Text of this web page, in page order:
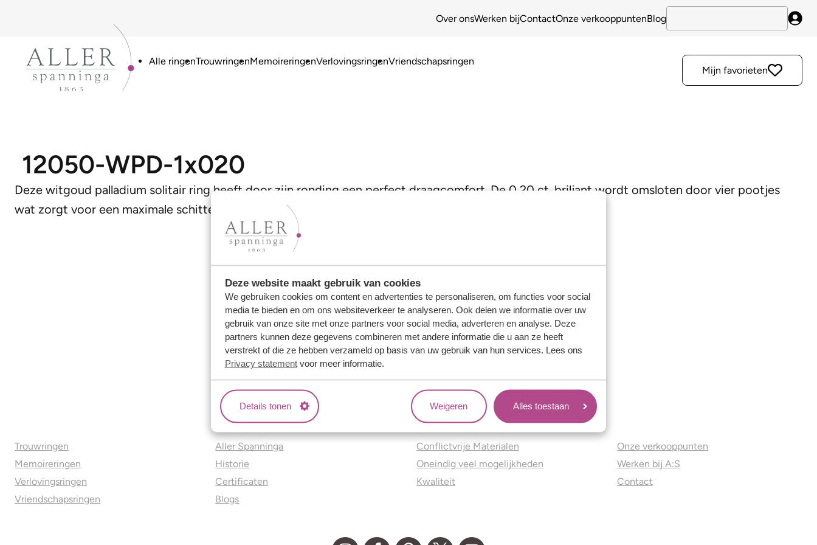
Deze website maakt gebruik van cookies
We gebruiken cookies om content en advertenties te personaliseren, om functies voor social
media te bieden en om ons websiteverkeer te analyseren. Ook delen we informatie over uw
gebruik van onze site met onze partners voor social media, adverteren en analyse. Deze
partners kunnen deze gegevens combineren met andere informatie die u aan ze heeft
verstrekt of die ze hebben verzameld op basis van uw gebruik van hun services. Lees ons
Privacy statementvoor meer informatie.
Details tonen Weigeren Alles toestaan
Over onsWerken bijContactOnze verkooppuntenBlog
Alle ringenTrouwringenMemoireringenVerlovingsringenVriendschapsringen
Mijn favorieten
12050-WPD-1x020
Deze witgoud palladium solitair ring heeft door zijn ronding een perfect draagcomfort. De 0,20 ct. briljant wordt omsloten door vier pootjes
wat zorgt voor een maximale schittering van de briljant!
Trouwringen
Memoireringen
Verlovingsringen
Vriendschapsringen
Over ons
Aller Spanninga
Historie
Certificaten
Blogs
Jouw voordelen
Conflictvrije Materialen
Oneindig veel mogelijkheden
Kwaliteit
Onze verkooppunten
Werken bij A:S
Contact